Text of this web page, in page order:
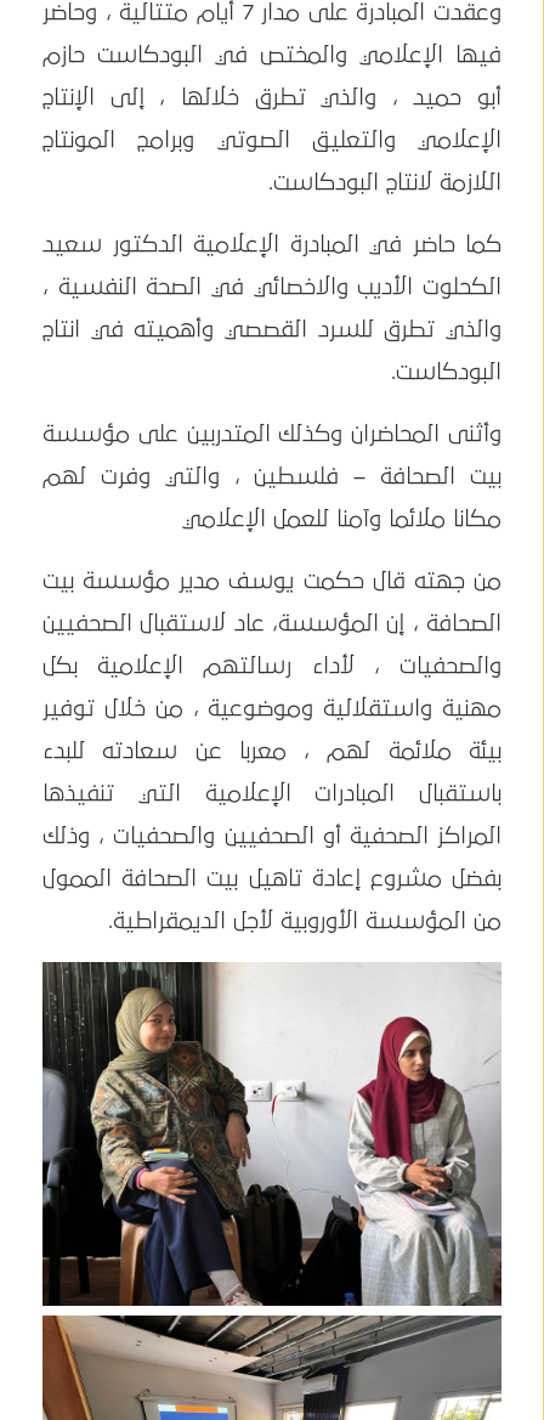
وعقدت المبادرة على مدار 7 أيام متتالية ، وحاضر
فيها الإعلامي والمختص في البودكاست حازم
أبو حميد ، والذي تطرق خلالها ، إلى الإنتاج
الإعلامي والتعليق الصوتي وبرامج المونتاج
اللازمة لانتاج البودكاست.
كما حاضر في المبادرة الإعلامية الدكتور سعيد
الكحلوت الأديب والاخصائي في الصحة النفسية ،
والذي تطرق للسرد القصصي وأهميته في انتاج
البودكاست.
وأثنى المحاضران وكذلك المتدربين على مؤسسة
بيت الصحافة – فلسطين ، والتي وفرت لهم
مكانا ملائما وآمنا للعمل الإعلامي
من جهته قال حكمت يوسف مدير مؤسسة بيت
الصحافة ، إن المؤسسة، عاد لاستقبال الصحفيين
والصحفيات ، لأداء رسالتهم الإعلامية بكل
مهنية واستقلالية وموضوعية ، من خلال توفير
بيئة ملائمة لهم ، معربا عن سعادته للبدء
باستقبال المبادرات الإعلامية التي تنفيذها
المراكز الصحفية أو الصحفيين والصحفيات ، وذلك
بفضل مشروع إعادة تاهيل بيت الصحافة الممول
من المؤسسة الأوروبية لأجل الديمقراطية.